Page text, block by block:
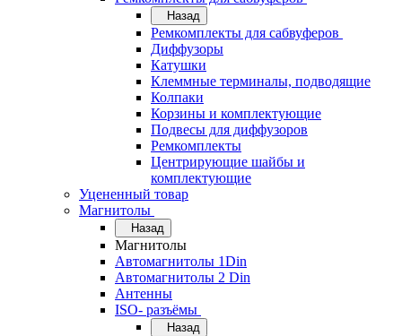
Назад
Ремкомплекты для сабвуферов
Диффузоры
Катушки
Клеммные терминалы, подводящие
Колпаки
Корзины и комплектующие
Подвесы для диффузоров
Ремкомплекты
Центрирующие шайбы и
комплектующие
Уцененный товар
Магнитолы
Назад
Магнитолы
Автомагнитолы 1Din
Автомагнитолы 2 Din
Антенны
ISO- разъёмы
Назад